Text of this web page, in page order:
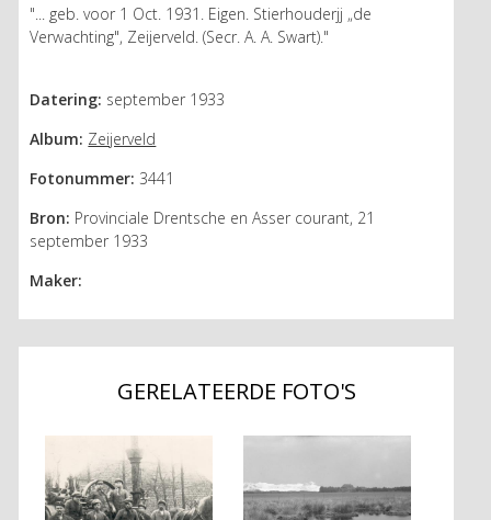
"... geb. voor 1 Oct. 1931. Eigen. Stierhouderjj „de
Verwachting", Zeijerveld. (Secr. A. A. Swart)."
Datering: september 1933
Album: Zeijerveld
Fotonummer: 3441
Bron: Provinciale Drentsche en Asser courant, 21
september 1933
Maker:
GERELATEERDE FOTO'S